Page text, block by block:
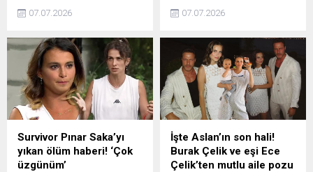
Osman'ın mutlu beraberliği
devam ediyor. Ünlü isim,
dönümünü düğün
gecesinden romantik
karelerle kutladı.
07.07.2026
Atiksoy'un mutlu evliliği
devam ediyor. Yakışıklı
romantik pozu beyaz kalp
emojisiyle Instagram'dan
takipçileriyle paylaştı.
07.07.2026
Survivor Pınar Saka’yı
yıkan ölüm haberi! ‘Çok
üzgünüm’
İşte Aslan’ın son hali!
Burak Çelik ve eşi Ece
Çelik’ten mutlu aile pozu